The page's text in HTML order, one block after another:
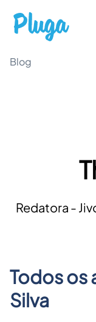
Blog
Redatora -
Todos os
Silva